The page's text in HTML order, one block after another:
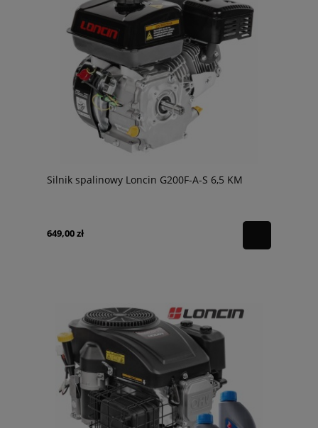
Silnik spalinowy Loncin G200F-A-S 6,5 KM
649,00 zł